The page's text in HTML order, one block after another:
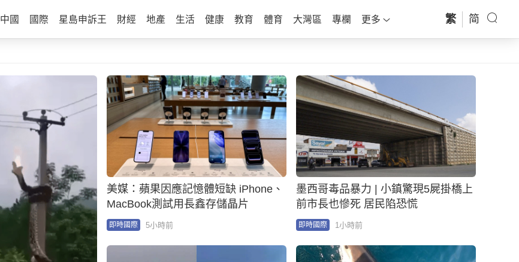
中國 國際 星島申訴王 財經 地產 生活 健康 教育 體育 大灣區 專欄 更多 繁 简
美媒：蘋果因應記憶體短缺 iPhone、
MacBook測試用長鑫存儲晶片
即時國際 5小時前
墨西哥毒品暴力 | 小鎮驚現5屍掛橋上
前市長也慘死 居民陷恐慌
即時國際 1小時前